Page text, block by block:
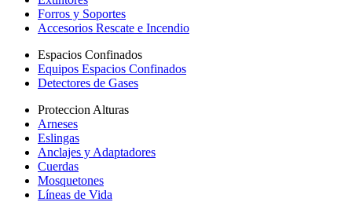
Forros y Soportes
Accesorios Rescate e Incendio
Espacios Confinados
Equipos Espacios Confinados
Detectores de Gases
Proteccion Alturas
Arneses
Eslingas
Anclajes y Adaptadores
Cuerdas
Mosquetones
Líneas de Vida